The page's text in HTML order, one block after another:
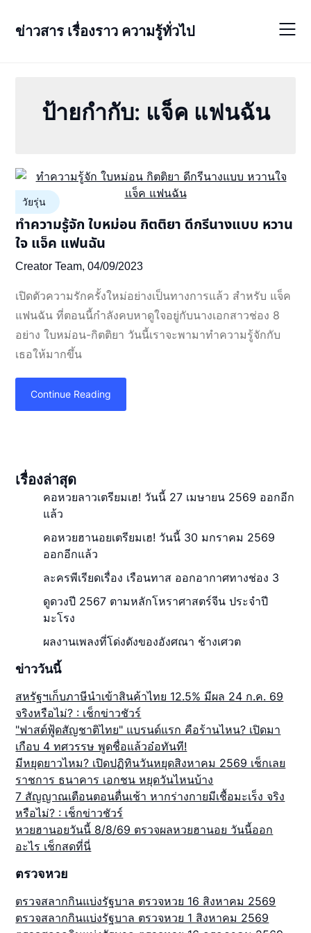
ข่าวสาร เรื่องราว ความรู้ทั่วไป
ป้ายกำกับ: แจ็ค แฟนฉัน
วัยรุ่น
ทำความรู้จัก ใบหม่อน กิตติยา ดีกรีนางแบบ หวาน
ใจ แจ็ค แฟนฉัน
Creator Team,04/09/2023
เปิดตัวความรักครั้งใหม่อย่างเป็นทางการแล้ว สำหรับ แจ็ค
แฟนฉัน ที่ตอนนี้กำลังคบหาดูใจอยู่กับนางเอกสาวช่อง 8
อย่าง ใบหม่อน-กิตติยา วันนี้เราจะพามาทำความรู้จักกับ
เธอให้มากขึ้น
Continue Reading
เรื่องล่าสุด
คอหวยลาวเตรียมเฮ! วันนี้ 27 เมษายน 2569 ออกอีก
แล้ว
คอหวยฮานอยเตรียมเฮ! วันนี้ 30 มกราคม 2569
ออกอีกแล้ว
ละครพีเรียดเรื่อง เรือนทาส ออกอากาศทางช่อง 3
ดูดวงปี 2567 ตามหลักโหราศาสตร์จีน ประจำปี
มะโรง
ผลงานเพลงที่โด่งดังของอังศณา ช้างเศวต
ข่าววันนี้
สหรัฐฯเก็บภาษีนำเข้าสินค้าไทย 12.5% มีผล 24 ก.ค. 69
จริงหรือไม่? : เช็กข่าวชัวร์
"ฟาสต์ฟู้ดสัญชาติไทย" แบรนด์แรก คือร้านไหน? เปิดมา
เกือบ 4 ทศวรรษ พูดชื่อแล้วอ๋อทันที!
มีหยุดยาวไหม? เปิดปฏิทินวันหยุดสิงหาคม 2569 เช็กเลย
ราชการ ธนาคาร เอกชน หยุดวันไหนบ้าง
7 สัญญาณเตือนตอนตื่นเช้า หากร่างกายมีเชื้อมะเร็ง จริง
หรือไม่? : เช็กข่าวชัวร์
หวยฮานอยวันนี้ 8/8/69 ตรวจผลหวยฮานอย วันนี้ออก
อะไร เช็กสดที่นี่
ตรวจหวย
ตรวจสลากกินแบ่งรัฐบาล ตรวจหวย 16 สิงหาคม 2569
ตรวจสลากกินแบ่งรัฐบาล ตรวจหวย 1 สิงหาคม 2569